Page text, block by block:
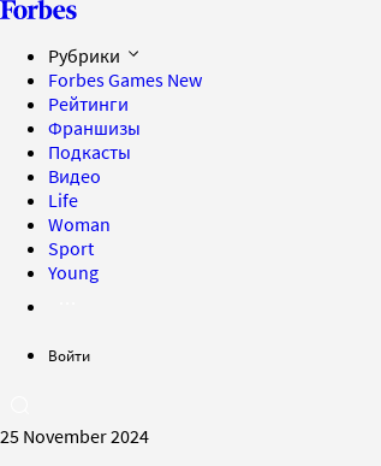
Рубрики
Forbes Games New
Рейтинги
Франшизы
Подкасты
Видео
Life
Woman
Sport
Young
Войти
25 November 2024